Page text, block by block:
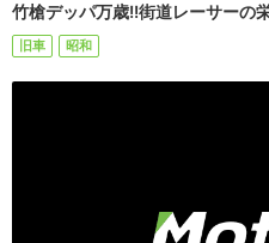
竹槍デッパ万歳!!街道レーサーの
旧車 昭和